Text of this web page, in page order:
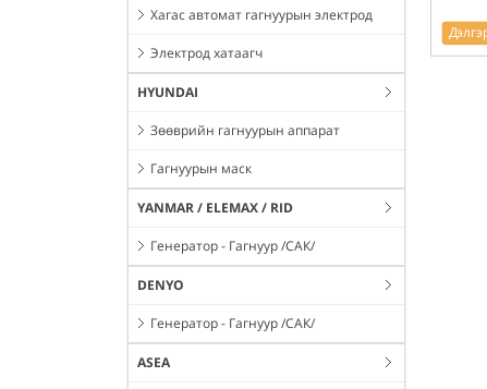
Хагас автомат гагнуурын электрод
Электрод хатаагч
HYUNDAI
Зөөврийн гагнуурын аппарат
Гагнуурын маск
YANMAR / ELEMAX / RID
Генератор - Гагнуур /САК/
DENYO
Генератор - Гагнуур /САК/
ASEA